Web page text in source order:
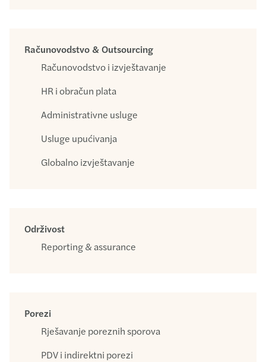
Računovodstvo & Outsourcing
Računovodstvo i izvještavanje
HR i obračun plata
Administrativne usluge
Usluge upućivanja
Globalno izvještavanje
Održivost
Reporting & assurance
Porezi
Rješavanje poreznih sporova
PDV i indirektni porezi